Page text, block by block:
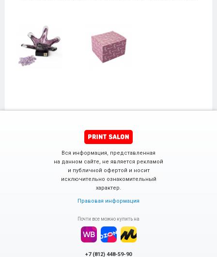
Вся информация, представленная
на данном сайте, не является рекламой
и публичной офертой и носит
исключительно ознакомительный
характер.
Правовая информация
Почти все можно купить на
+7 (812) 448-59-90